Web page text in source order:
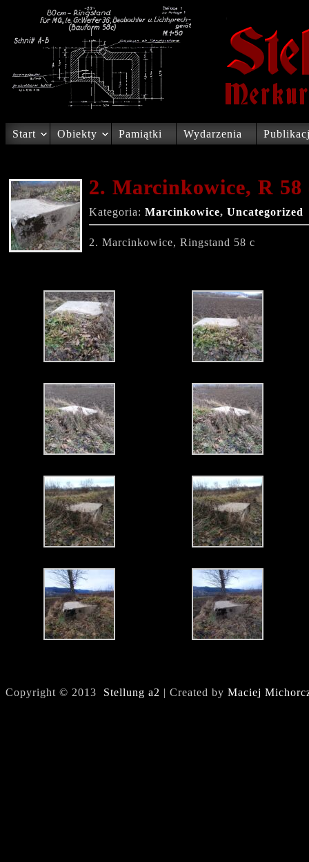
Start Obiekty Pamiątki Wydarzenia
2. Marcinkowice, R 58
Kategoria: Marcinkowice, Uncategorized
2. Marcinkowice, Ringstand 58 c
Copyright © 2013 Stellung a2 | Created by Maciej